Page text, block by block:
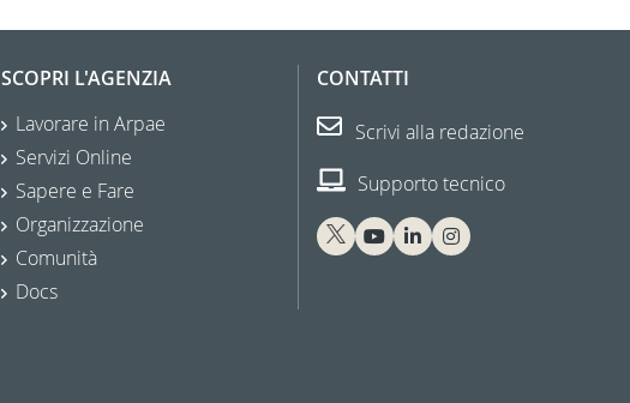
SCOPRI L'AGENZIA
Lavorare in Arpae
Servizi Online
Sapere e Fare
Organizzazione
Comunità
Docs
CONTATTI
Scrivi alla redazione
Supporto tecnico